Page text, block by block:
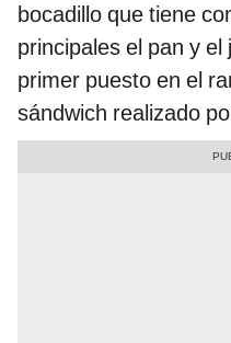
bocadillo que tiene
principales el pan y
primer puesto en el
sándwich realizado